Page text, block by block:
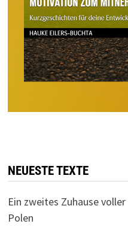
NEUESTE TEXTE
Ein zweites Zuhause
Polen